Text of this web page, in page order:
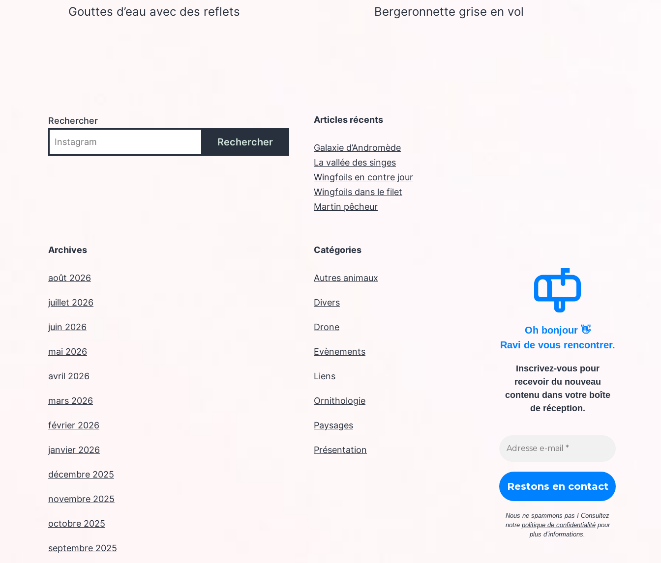
Gouttes d’eau avec des reflets Bergeronnette grise en vol
Rechercher
Rechercher
Articles récents
Galaxie d’Andromède
La vallée des singes
Wingfoils en contre jour
Wingfoils dans le filet
Martin pêcheur
Archives
août 2026
juillet 2026
juin 2026
mai 2026
avril 2026
mars 2026
février 2026
janvier 2026
décembre 2025
novembre 2025
octobre 2025
septembre 2025
Catégories
Autres animaux
Divers
Drone
Evènements
Liens
Ornithologie
Paysages
Présentation
Oh bonjour 👋
Ravi de vous rencontrer.
Inscrivez-vous pour
recevoir du nouveau
contenu dans votre boîte
de réception.
Nous ne spammons pas ! Consultez
notre politique de confidentialitépour
plus d’informations.